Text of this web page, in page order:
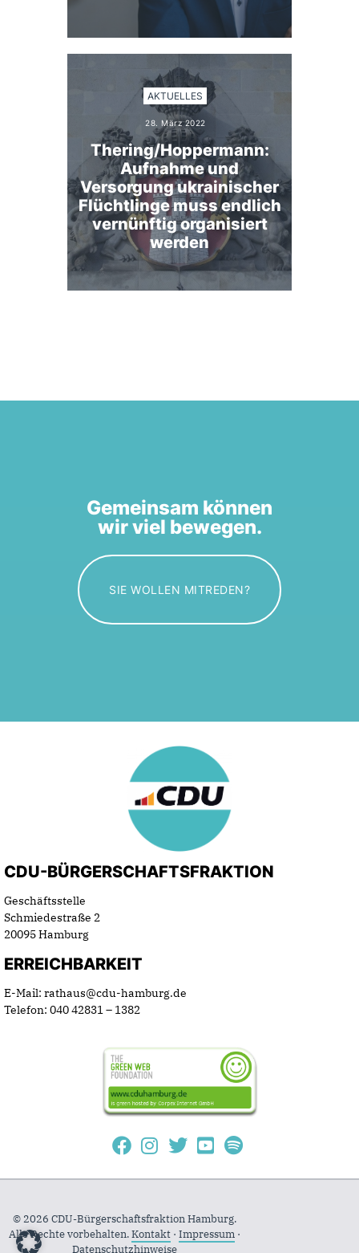
AKTUELLES
28. März 2022
Thering/Hoppermann:
Aufnahme und
Versorgung ukrainischer
Flüchtlinge muss endlich
vernünftig organisiert
werden
Gemeinsam können
wir viel bewegen.
SIE WOLLEN MITREDEN?
CDU-BÜRGERSCHAFTSFRAKTION
Geschäftsstelle
Schmiedestraße 2
20095 Hamburg
ERREICHBARKEIT
E-Mail: rathaus@cdu-hamburg.de
Telefon: 040 42831 – 1382
© 2026 CDU-Bürgerschaftsfraktion Hamburg.
Alle Rechte vorbehalten.Kontakt· Impressum·
Datenschutzhinweise